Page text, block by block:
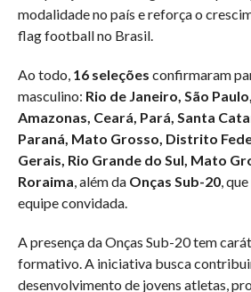
modalidade no país e reforça o
flag football no Brasil.
Ao todo, 16 seleções confirmaram
masculino: Rio de Janeiro, São
Amazonas, Ceará, Pará, Santa
Paraná, Mato Grosso, Distrito
Gerais, Rio Grande do Sul, Mato
Roraima, além da Onças Sub-20,
equipe convidada.
A presença da Onças Sub-20 tem
formativo. A iniciativa busca
desenvolvimento de jovens atletas,